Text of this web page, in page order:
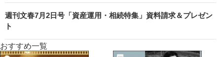
週刊文春7月2日号「資産運用・相続特集」資料請求＆プレゼン
ト
おすすめ一覧